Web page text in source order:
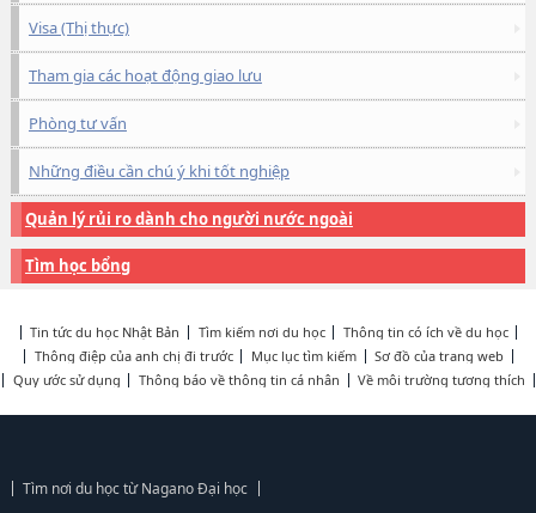
Visa (Thị thực)
Tham gia các hoạt động giao lưu
Phòng tư vấn
Những điều cần chú ý khi tốt nghiệp
Quản lý rủi ro dành cho người nước ngoài
Tìm học bổng
Tin tức du học Nhật Bản Tìm kiếm nơi du học
Thông tin có ích về du học
Thông điệp của anh chị đi trước
Mục lục tìm kiếm
Sơ đồ của trang web
Quy ước sử dụng
Thông báo về thông tin cá nhân Về môi trường tương thích
Tìm nơi du học từ Nagano Đại học